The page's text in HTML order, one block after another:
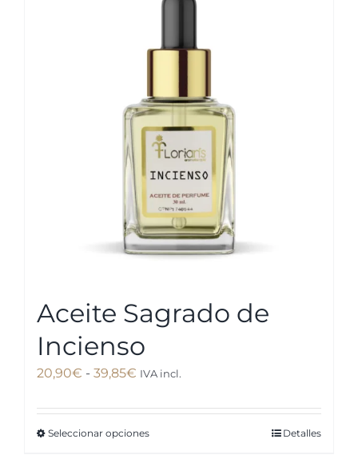
opciones
pueden
elegir
en
la
página
de
producto
Aceite Sagrado de
Incienso
20,90€ - 39,85€ Rango
precios:
desde
IVA incl.
Seleccionar opcionesEste
Detalles